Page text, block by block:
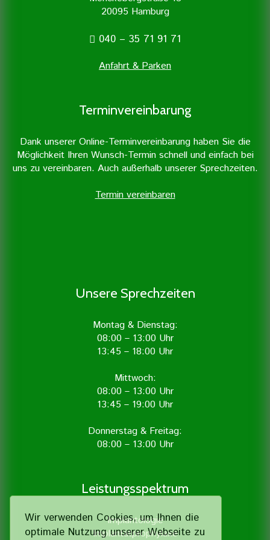
Wir verwenden Cookies, um Ihnen die
optimale Nutzung unserer Webseite zu
20095 Hamburg
040 – 35 71 91 71
Anfahrt & Parken
Terminvereinbarung
Dank unserer Online-Terminvereinbarung haben Sie die
Möglichkeit Ihren Wunsch-Termin schnell und einfach bei
uns zu vereinbaren. Auch außerhalb unserer Sprechzeiten.
Termin vereinbaren
Unsere Sprechzeiten
Montag & Dienstag:
08:00 – 13:00 Uhr
13:45 – 18:00 Uhr
Mittwoch:
08:00 – 13:00 Uhr
13:45 – 19:00 Uhr
Donnerstag & Freitag:
08:00 – 13:00 Uhr
Leistungsspektrum
Implantologie
Implantatprophylaxe